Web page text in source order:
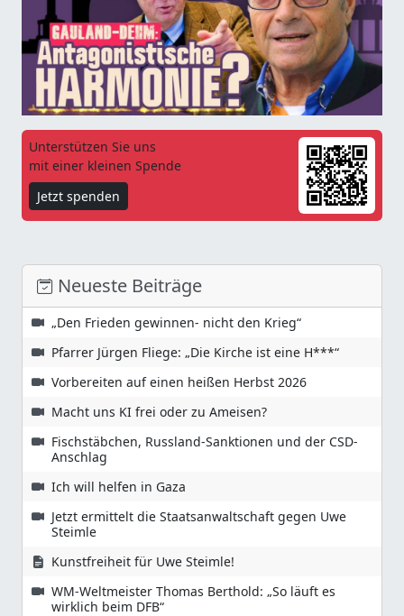
Unterstützen Sie uns
mit einer kleinen Spende
Jetzt spenden
Neueste Beiträge
„Den Frieden gewinnen- nicht den Krieg“
Pfarrer Jürgen Fliege: „Die Kirche ist eine H***“
Vorbereiten auf einen heißen Herbst 2026
Macht uns KI frei oder zu Ameisen?
Fischstäbchen, Russland-Sanktionen und der CSD-
Anschlag
Ich will helfen in Gaza
Jetzt ermittelt die Staatsanwaltschaft gegen Uwe
Steimle
Kunstfreiheit für Uwe Steimle!
WM-Weltmeister Thomas Berthold: „So läuft es
wirklich beim DFB“